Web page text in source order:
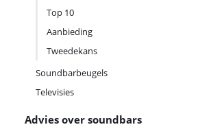
Top 10
Aanbieding
Tweedekans
Soundbarbeugels
Televisies
Advies over soundbars